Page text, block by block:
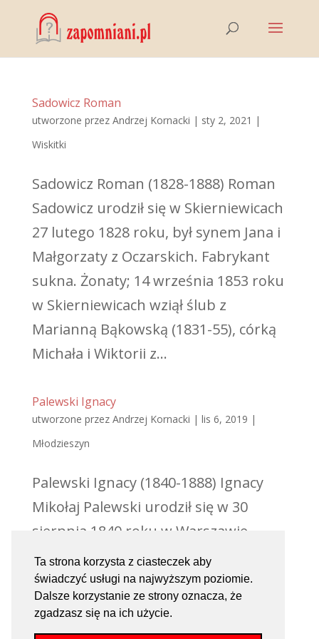
Ta strona korzysta z ciasteczek aby
świadczyć usługi na najwyższym poziomie.
Dalsze korzystanie ze strony oznacza, że
zgadzasz się na ich użycie.
Sadowicz Roman
utworzone przez Andrzej Kornacki | sty 2, 2021 |
Wiskitki
Sadowicz Roman (1828-1888) Roman
Sadowicz urodził się w Skierniewicach
27 lutego 1828 roku, był synem Jana i
Małgorzaty z Oczarskich. Fabrykant
sukna. Żonaty; 14 września 1853 roku
w Skierniewicach wziął ślub z
Marianną Bąkowską (1831-55), córką
Michała i Wiktorii z...
Palewski Ignacy
utworzone przez Andrzej Kornacki | lis 6, 2019 |
Młodzieszyn
Palewski Ignacy (1840-1888) Ignacy
Mikołaj Palewski urodził się w 30
sierpnia 1840 roku w Warszawie.
Pisarz gminny w Młodzieszynie. Był
synem Michała, czeladnika
blacharskiego i Marianny z